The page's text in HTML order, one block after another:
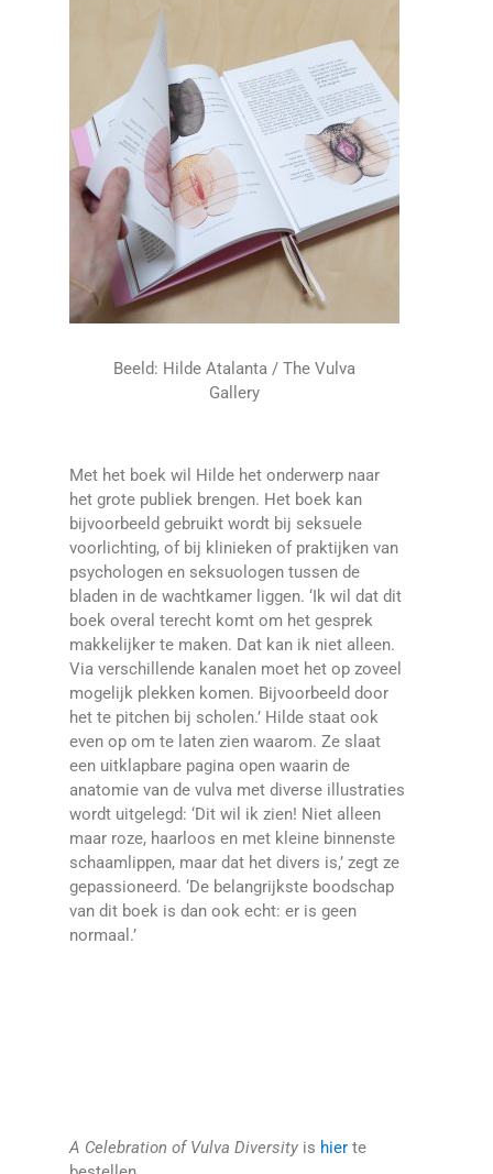
Beeld: Hilde Atalanta / The Vulva
Gallery
Met het boek wil Hilde het onderwerp naar
het grote publiek brengen. Het boek kan
bijvoorbeeld gebruikt wordt bij seksuele
voorlichting, of bij klinieken of praktijken van
psychologen en seksuologen tussen de
bladen in de wachtkamer liggen. ‘Ik wil dat dit
boek overal terecht komt om het gesprek
makkelijker te maken. Dat kan ik niet alleen.
Via verschillende kanalen moet het op zoveel
mogelijk plekken komen. Bijvoorbeeld door
het te pitchen bij scholen.’ Hilde staat ook
even op om te laten zien waarom. Ze slaat
een uitklapbare pagina open waarin de
anatomie van de vulva met diverse illustraties
wordt uitgelegd: ‘Dit wil ik zien! Niet alleen
maar roze, haarloos en met kleine binnenste
schaamlippen, maar dat het divers is,’ zegt ze
gepassioneerd. ‘De belangrijkste boodschap
van dit boek is dan ook echt: er is geen
normaal.’
A Celebration of Vulva Diversityis hierte